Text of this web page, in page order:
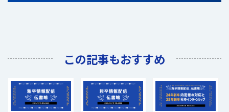
この記事もおすすめ